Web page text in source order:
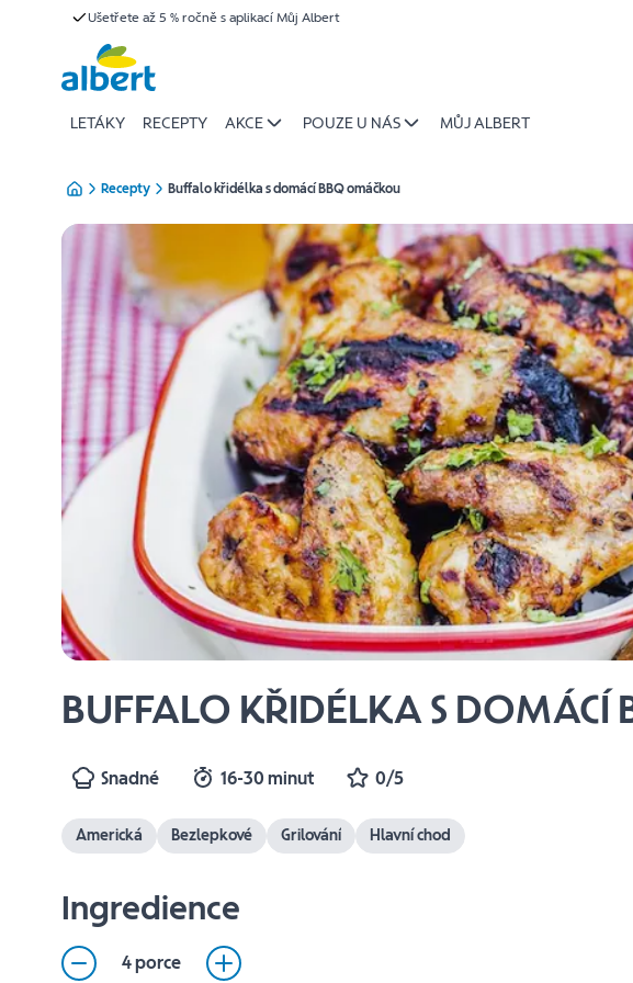
Ušetřete až 5 % ročně s aplikací Můj Albert
LETÁKY RECEPTY AKCE POUZE U NÁS MŮJ ALBERT
Recepty Buffalo křidélka s domácí BBQ omáčkou
BUFFALO KŘIDÉLKA S DOMÁCÍ
Snadné 16-30 minut 0/5
Americká Bezlepkové Grilování Hlavní chod
Ingredience
4 porce